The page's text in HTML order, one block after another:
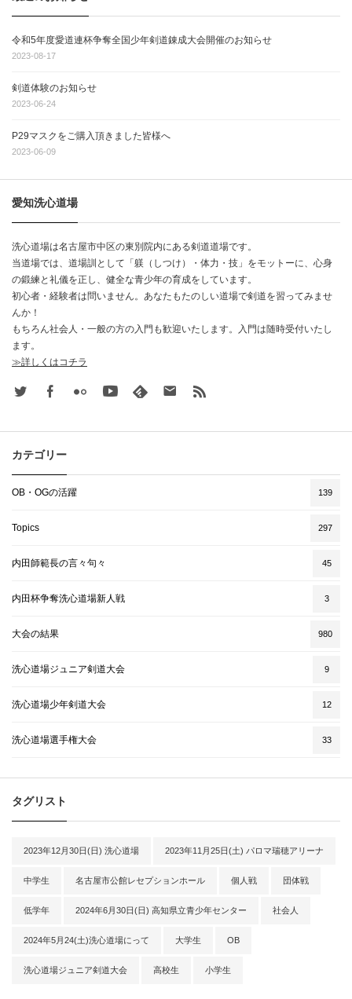
令和5年度愛道連杯争奪全国少年剣道錬成大会開催のお知らせ
2023-08-17
剣道体験のお知らせ
2023-06-24
P29マスクをご購入頂きました皆様へ
2023-06-09
愛知洗心道場
洗心道場は名古屋市中区の東別院内にある剣道道場です。
当道場では、道場訓として「躾（しつけ）・体力・技」をモットーに、心身
の鍛練と礼儀を正し、健全な青少年の育成をしています。
初心者・経験者は問いません。あなたもたのしい道場で剣道を習ってみませ
んか！
もちろん社会人・一般の方の入門も歓迎いたします。入門は随時受付いたし
ます。
≫詳しくはコチラ
Twitter FacebookFlickr Youtube feedly Contact
カテゴリー
OB・OGの活躍 139
Topics 297
内田師範長の言々句々 45
内田杯争奪洗心道場新人戦 3
大会の結果 980
洗心道場ジュニア剣道大会 9
洗心道場少年剣道大会 12
洗心道場選手権大会 33
タグリスト
2023年12月30日(日) 洗心道場 2023年11月25日(土) パロマ瑞穂アリーナ
中学生 名古屋市公館レセプションホール 個人戦 団体戦
低学年 2024年6月30日(日) 高知県立青少年センター 社会人
2024年5月24(土)洗心道場にって 大学生 OB
洗心道場ジュニア剣道大会 高校生 小学生